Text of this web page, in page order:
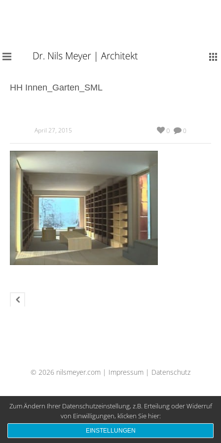
HH Innen_Garten_SML
April 27, 2015 0
0
© 2026 nilsmeyer.com | Impressum | Datenschutz
Zum Ändern Ihrer Datenschutzeinstellung, z.B. Erteilung oder Widerruf
von Einwilligungen, klicken Sie hier:
EINSTELLUNGEN